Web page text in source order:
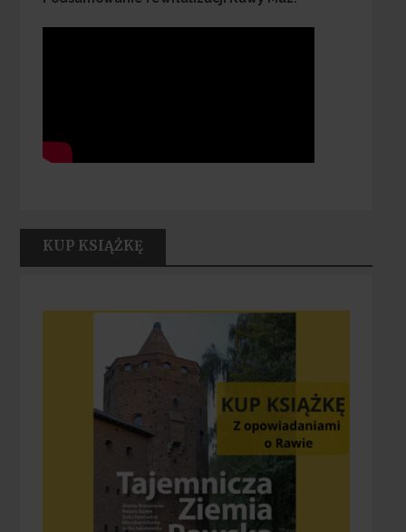
KUP KSIĄŻKĘ